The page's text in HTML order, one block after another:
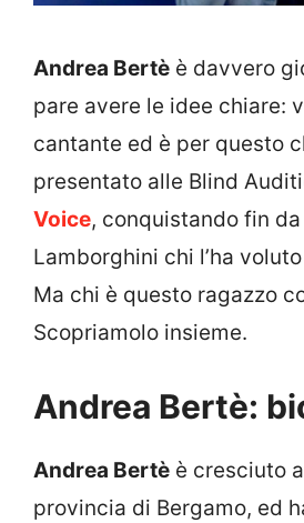
Andrea Bertè è davvero
pare avere le idee chiare:
cantante ed è per questo
presentato alle Blind
Voice, conquistando fin
Lamborghini chi l’ha
Ma chi è questo ragazzo
Scopriamolo insieme.
Andrea Bertè:
Andrea Bertè è cresciuto
provincia di Bergamo, ed